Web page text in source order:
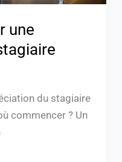
une
du stagiaire
commencer ? Un